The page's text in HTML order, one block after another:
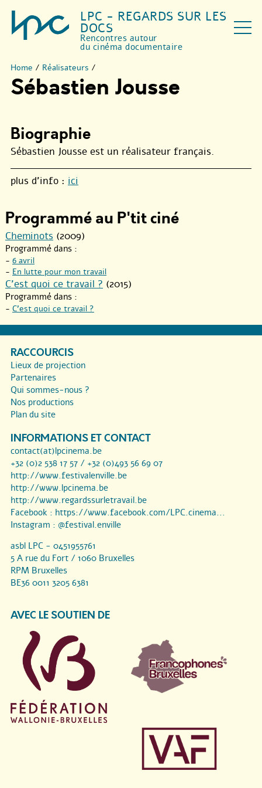
LPC - REGARDS SUR LES
DOCS
Rencontres autour
du cinéma documentaire
Home / Réalisateurs /
Sébastien Jousse
Biographie
Sébastien Jousse est un réalisateur français.
plus d’info : ici
Programmé au P'tit ciné
Cheminots (2009)
Programmé dans :
- 6 avril
- En lutte pour mon travail
C’est quoi ce travail ? (2015)
Programmé dans :
- C’est quoi ce travail ?
RACCOURCIS
Lieux de projection
Partenaires
Qui sommes-nous ?
Nos productions
Plan du site
INFORMATIONS ET CONTACT
contact(at)lpcinema.be
+32 (0)2 538 17 57 / +32 (0)493 56 69 07
http://www.festivalenville.be
http://www.lpcinema.be
http://www.regardssurletravail.be
Facebook : https://www.facebook.com/LPC.cinema...
Instagram : @festival.enville
asbl LPC - 0451955761
5 A rue du Fort / 1060 Bruxelles
RPM Bruxelles
BE36 0011 3205 6381
AVEC LE SOUTIEN DE